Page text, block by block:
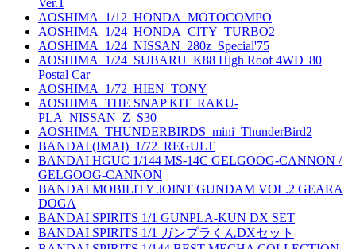
Ver.1
AOSHIMA_1/12_HONDA_MOTOCOMPO
AOSHIMA_1/24_HONDA_CITY_TURBO2
AOSHIMA_1/24_NISSAN_280z_Special'75
AOSHIMA_1/24_SUBARU_K88 High Roof 4WD '80
Postal Car
AOSHIMA_1/72_HIEN_TONY
AOSHIMA_THE SNAP KIT_RAKU-
PLA_NISSAN_Z_S30
AOSHIMA_THUNDERBIRDS_mini_ThunderBird2
BANDAI (IMAI)_1/72_REGULT
BANDAI HGUC 1/144 MS-14C GELGOOG-CANNON /
GELGOOG-CANNON
BANDAI MOBILITY JOINT GUNDAM VOL.2 GEARA
DOGA
BANDAI SPIRITS 1/1 GUNPLA-KUN DX SET
BANDAI SPIRITS 1/1 ガンプラくんDXセット